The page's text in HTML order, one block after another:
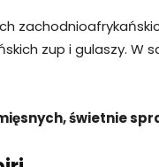
zup i gulaszy. W
świetnie